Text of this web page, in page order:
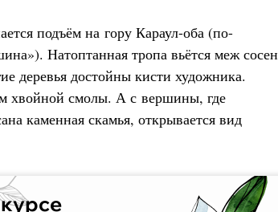
подъём на гору Караул-оба (по-
Натоптанная тропа вьётся меж сосен
деревья достойны кисти художника.
хвойной смолы. А с вершины, где
каменная скамья, открывается вид